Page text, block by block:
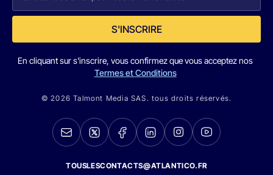
S'INSCRIRE
En cliquant sur s'inscrire, vous confirmez que vous acceptez nos
Termes et Conditions
© 2026 Talmont Media SAS. tous droits réservés.
TOUSLESCONTACTS@ATLANTICO.FR